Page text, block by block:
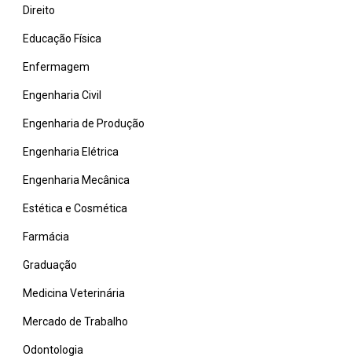
Direito
Educação Física
Enfermagem
Engenharia Civil
Engenharia de Produção
Engenharia Elétrica
Engenharia Mecânica
Estética e Cosmética
Farmácia
Graduação
Medicina Veterinária
Mercado de Trabalho
Odontologia